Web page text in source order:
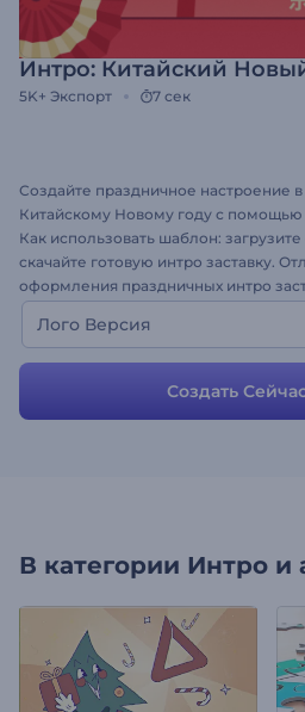
Интро: Китайский
5K+ Экспорт 7 сек
Создайте праздничное настроение
Китайскому Новому году с помощью
Как использовать шаблон:
скачайте готовую интро заставку.
оформления праздничных интро
поздравлений, вступлений к видео
другого. Создайте праздничную
Лого Версия
Создать
В категории Интро и